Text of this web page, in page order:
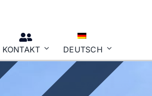
https://www.mh-
d.de/online-casino-
willkommensbonus-
ohne-
einzahlungcommercial
KONTAKT DEUTSCH